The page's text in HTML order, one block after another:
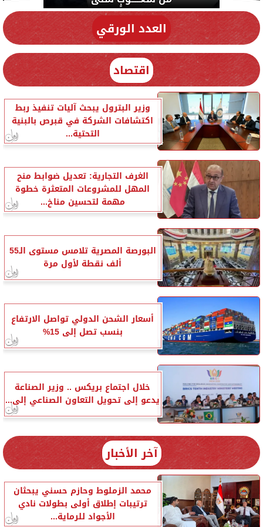
العدد الورقي
اقتصاد
وزير البترول يبحث آليات تنفيذ ربط
اكتشافات الشركة في قبرص بالبنية
التحتية...
الغرف التجارية: تعديل ضوابط منح
المهل للمشروعات المتعثرة خطوة
مهمة لتحسين مناخ...
البورصة المصرية تلامس مستوى الـ55
ألف نقطة لأول مرة
أسعار الشحن الدولي تواصل الارتفاع
بنسب تصل إلى 15%
خلال اجتماع بريكس .. وزير الصناعة
يدعو إلى تحويل التعاون الصناعي إلى...
آخر الأخبار
محمد الزملوط وحازم حسني يبحثان
ترتيبات إطلاق أولى بطولات نادي
الأجواد للرماية...